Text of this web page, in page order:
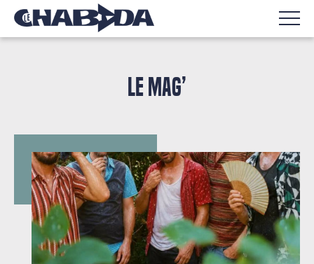
LE MAG’